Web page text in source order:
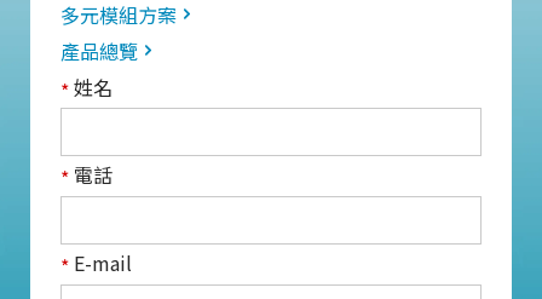
多元模組方案
產品總覽
*姓名
* 電話
* E-mail